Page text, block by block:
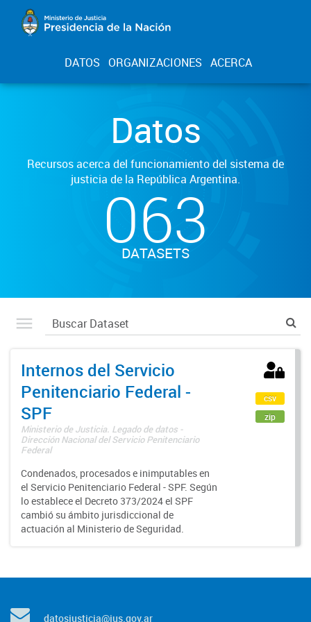
DATOS ORGANIZACIONES ACERCA
Datos
Recursos acerca del funcionamiento del sistema de
justicia de la República Argentina.
063
DATASETS
Internos del Servicio
Penitenciario Federal -
SPF
Ministerio de Justicia. Legado de datos -
Dirección Nacional del Servicio Penitenciario
Federal
Condenados, procesados e inimputables en
el Servicio Penitenciario Federal - SPF. Según
lo establece el Decreto 373/2024 el SPF
cambió su ámbito jurisdiccional de
actuación al Ministerio de Seguridad.
csv
zip
datosjusticia@jus.gov.ar